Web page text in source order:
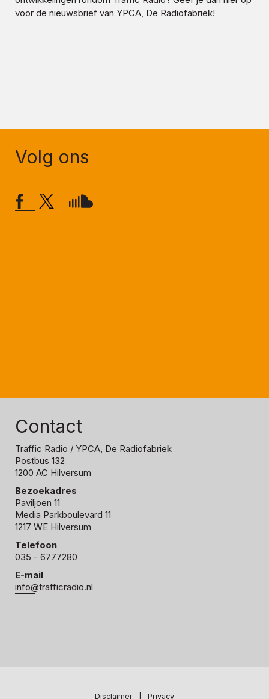
voor de nieuwsbrief van YPCA, De Radiofabriek!
Volg ons
Contact
Traffic Radio / YPCA, De Radiofabriek
Postbus 132
1200 AC Hilversum
Bezoekadres
Paviljoen 11
Media Parkboulevard 11
1217 WE Hilversum
Telefoon
035 - 6777280
E-mail
info@trafficradio.nl
Disclaimer Privacy